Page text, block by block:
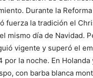
Durante la
fuerza la tradición el
mismo día de Navidad.
vigente y superó el
la noche. En
con barba blanca